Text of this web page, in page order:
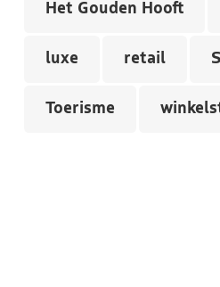
Het Gouden Hooft
luxe retail
Toerisme